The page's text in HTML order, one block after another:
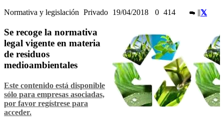
Normativa y legislación Privado 19/04/2018 0 414 ||
Se recoge la normativa
legal vigente en materia
de residuos
medioambientales
Este contenido está disponible
sólo para empresas asociadas,
por favor regístrese para
acceder.